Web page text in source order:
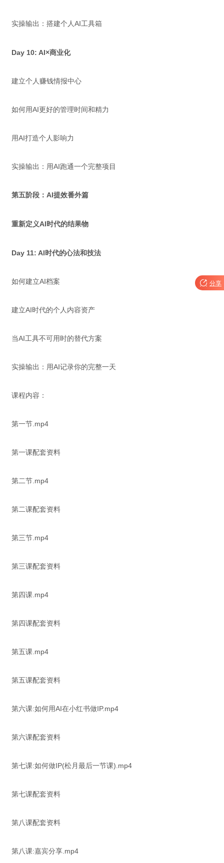
实操输出：搭建个人AI工具箱
Day 10: AI×商业化
建立个人赚钱情报中心
如何用AI更好的管理时间和精力
用AI打造个人影响力
实操输出：用AI跑通一个完整项目
第五阶段：AI提效番外篇
重新定义AI时代的结果物
Day 11: AI时代的心法和技法
如何建立AI档案
建立AI时代的个人内容资产
当AI工具不可用时的替代方案
实操输出：用AI记录你的完整一天
课程内容：
第一节.mp4
第一课配套资料
第二节.mp4
第二课配套资料
第三节.mp4
第三课配套资料
第四课.mp4
第四课配套资料
第五课.mp4
第五课配套资料
第六课:如何用AI在小红书做IP.mp4
第六课配套资料
第七课:如何做IP(松月最后一节课).mp4
第七课配套资料
第八课配套资料
第八课:嘉宾分享.mp4
 分享